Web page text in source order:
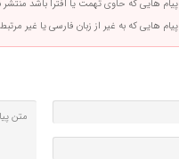
پیام هایی که حاوی تهمت یا افترا باشد
پیام هایی که به غیر از زبان فارسی یا غیر